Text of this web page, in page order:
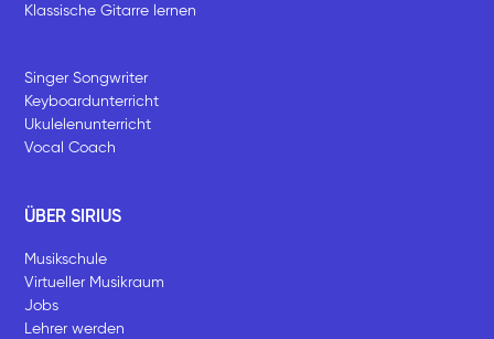
Klassische Gitarre lernen
Singer Songwriter
Keyboardunterricht
Ukulelenunterricht
Vocal Coach
ÜBER SIRIUS
Musikschule
Virtueller Musikraum
Jobs
Lehrer werden